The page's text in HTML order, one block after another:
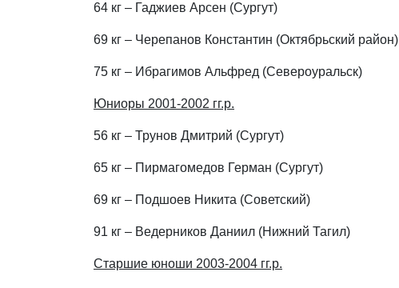
64 кг – Гаджиев Арсен (Сургут)
69 кг – Черепанов Константин (Октябрьский район)
75 кг – Ибрагимов Альфред (Североуральск)
Юниоры 2001-2002 гг.р.
56 кг – Трунов Дмитрий (Сургут)
65 кг – Пирмагомедов Герман (Сургут)
69 кг – Подшоев Никита (Советский)
91 кг – Ведерников Даниил (Нижний Тагил)
Старшие юноши 2003-2004 гг.р.